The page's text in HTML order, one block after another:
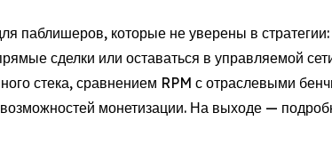
паблишеров, которые не уверены в
сделки или оставаться в управляемой
стека, сравнением RPM с отраслевыми
монетизации. На выходе —